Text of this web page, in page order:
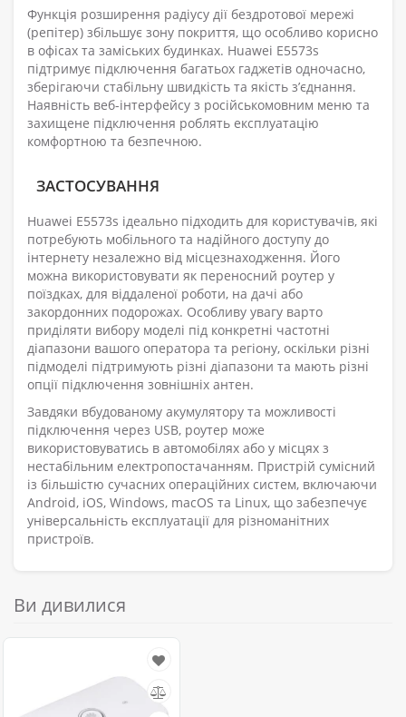
Функція розширення радіусу дії бездротової мережі
(репітер) збільшує зону покриття, що особливо корисно
в офісах та заміських будинках. Huawei E5573s
підтримує підключення багатьох гаджетів одночасно,
зберігаючи стабільну швидкість та якість з’єднання.
Наявність веб-інтерфейсу з російськомовним меню та
захищене підключення роблять експлуатацію
комфортною та безпечною.
ЗАСТОСУВАННЯ
Huawei E5573s ідеально підходить для користувачів, які
потребують мобільного та надійного доступу до
інтернету незалежно від місцезнаходження. Його
можна використовувати як переносний роутер у
поїздках, для віддаленої роботи, на дачі або
закордонних подорожах. Особливу увагу варто
приділяти вибору моделі під конкретні частотні
діапазони вашого оператора та регіону, оскільки різні
підмоделі підтримують різні діапазони та мають різні
опції підключення зовнішніх антен.
Завдяки вбудованому акумулятору та можливості
підключення через USB, роутер може
використовуватись в автомобілях або у місцях з
нестабільним електропостачанням. Пристрій сумісний
із більшістю сучасних операційних систем, включаючи
Android, iOS, Windows, macOS та Linux, що забезпечує
універсальність експлуатації для різноманітних
пристроїв.
Ви дивилися